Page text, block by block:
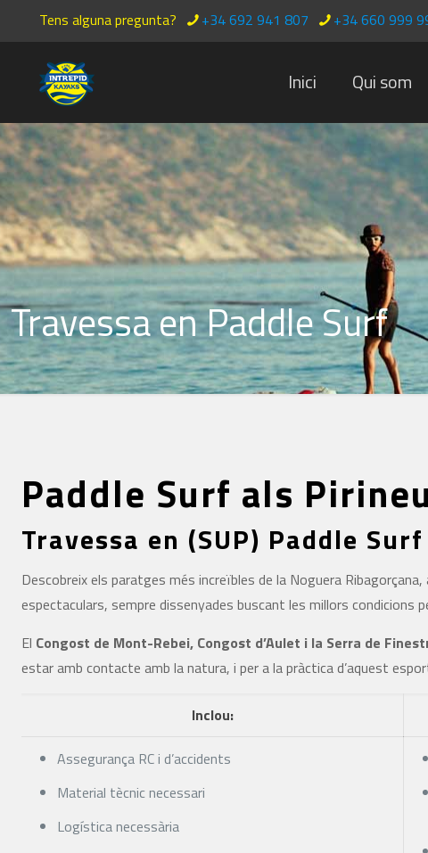
Tens alguna pregunta? +34 692 941 807 +34 660 999
Inici Qui som
Travessa en Paddle Surf
Paddle Surf als
Travessa en (SUP) Paddle Surf
Descobreix els paratges més increïbles de la Noguera Ribagorçana,
espectaculars, sempre dissenyades buscant les millors condicions
El Congost de Mont-Rebei, Congost d’Aulet i la Serra de
estar amb contacte amb la natura, i per a la pràctica d’aquest
Inclou:
Assegurança RC i d’accidents
Material tècnic necessari
Logística necessària